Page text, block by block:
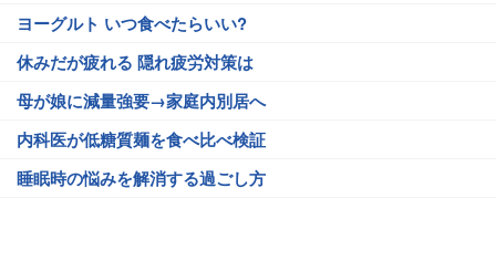
ヨーグルト いつ食べたらいい?
休みだが疲れる 隠れ疲労対策は
母が娘に減量強要→家庭内別居へ
内科医が低糖質麺を食べ比べ検証
睡眠時の悩みを解消する過ごし方